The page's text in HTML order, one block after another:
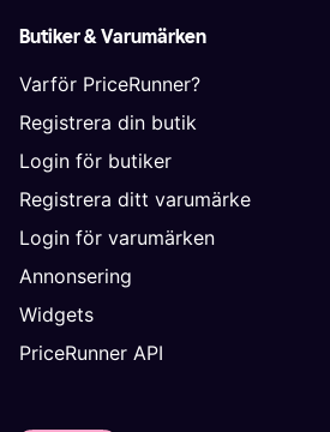
Butiker & Varumärken
Varför PriceRunner?
Registrera din butik
Login för butiker
Registrera ditt varumärke
Login för varumärken
Annonsering
Widgets
PriceRunner API